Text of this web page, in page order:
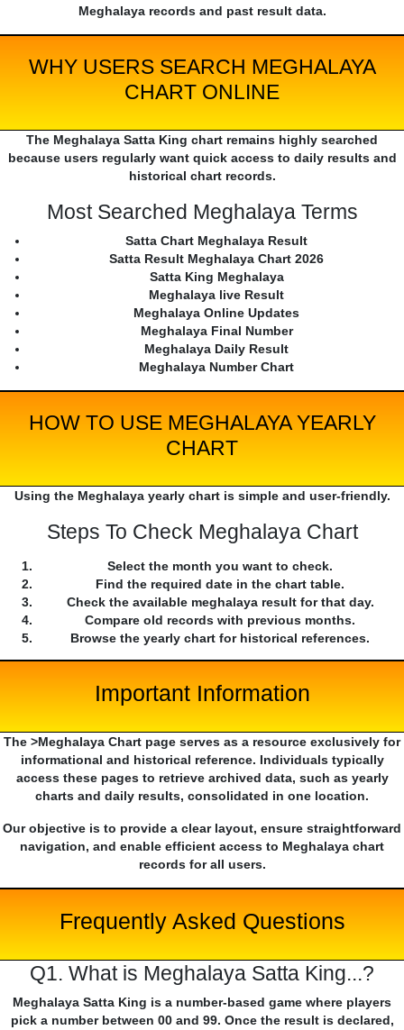
Meghalaya records and past result data.
WHY USERS SEARCH MEGHALAYA
CHART ONLINE
The Meghalaya Satta King chart remains highly searched
because users regularly want quick access to daily results and
historical chart records.
Most Searched Meghalaya Terms
Satta Chart Meghalaya Result
Satta Result Meghalaya Chart 2026
Satta King Meghalaya
Meghalaya live Result
Meghalaya Online Updates
Meghalaya Final Number
Meghalaya Daily Result
Meghalaya Number Chart
HOW TO USE MEGHALAYA YEARLY
CHART
Using the Meghalaya yearly chart is simple and user-friendly.
Steps To Check Meghalaya Chart
Select the month you want to check.
Find the required date in the chart table.
Check the available meghalaya result for that day.
Compare old records with previous months.
Browse the yearly chart for historical references.
Important Information
The >Meghalaya Chart page serves as a resource exclusively for
informational and historical reference. Individuals typically
access these pages to retrieve archived data, such as yearly
charts and daily results, consolidated in one location.
Our objective is to provide a clear layout, ensure straightforward
navigation, and enable efficient access to Meghalaya chart
records for all users.
Frequently Asked Questions
Q1. What is Meghalaya Satta King...?
Meghalaya Satta King is a number-based game where players
pick a number between 00 and 99. Once the result is declared,